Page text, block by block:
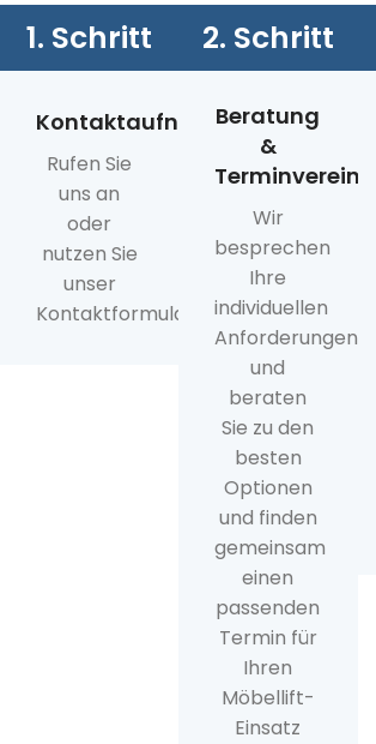
1. Schritt
Kontaktaufnahme
Rufen Sie
uns an
oder
nutzen Sie
unser
Kontaktformular
2. Schritt
Beratung
&
Wir
besprechen
Ihre
individuellen
Anforderungen
und
beraten
Sie zu den
besten
Optionen
und finden
gemeinsam
einen
passenden
Termin für
Ihren
Möbellift-
Einsatz